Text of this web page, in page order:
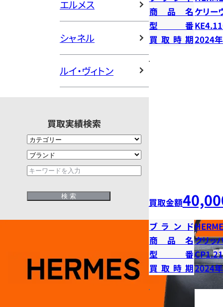
エルメス
シャネル
ルイ・ヴィトン
買取実績検索
商品名 ケリー
型番
買取時期2024
買取金額
ブランド
商品名クリッ
型番
買取時期2024